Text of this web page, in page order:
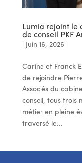
Lumia rejoint le
de conseil PKF
Juin 16, 2026
Carine et Franck
de rejoindre
Associés du
conseil, tous trois
métier en pleine
traversé le...